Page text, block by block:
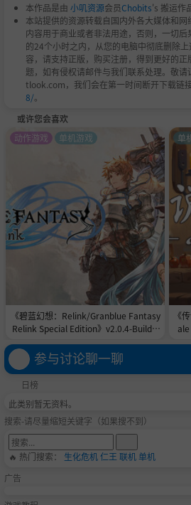
本作品是由 小叽资源会员Chobits's 搬运作
本站提供的资源转载自国内外各大媒体和
内容用于商业或者非法用途，否则，一切
的24个小时之内，从您的电脑中彻底删除
容，请支持正版，购买注册，得到更好的
题，如有侵权请邮件与我们联系处理。敬
tlook.com，我们会在第一时间断开下载链
8/。
或许您会喜欢
《碧蓝幻想：Relink/Granblue Fantasy
Relink Special Edition》v2.0.4-Build 2
28.5GB
动作游戏 单机游戏
《
单
参与讨论聊一聊
日榜
此类别暂无资料。
搜索-请尽量缩短关键字（如果搜不到）
🔥 热门搜索： 生化危机仁王 联机单机
广告